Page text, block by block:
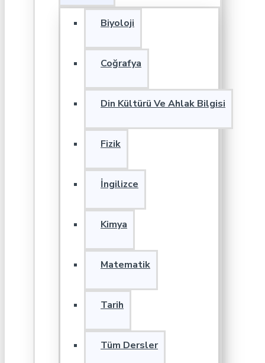
Biyoloji
Coğrafya
Din Kültürü Ve Ahlak Bilgisi
Fizik
İngilizce
Kimya
Matematik
Tarih
Tüm Dersler